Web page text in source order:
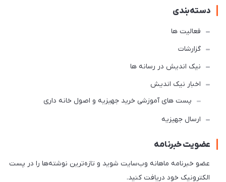
دسته‌بندی
فعالیت ها
گزارشات
نیک اندیش در رسانه ها
اخبار نیک اندیش
پست های آموزشی خرید جهیزیه و اصول خانه داری
ارسال جهیزیه
عضویت خبرنامه
عضو خبرنامه ماهانه وب‌سایت شوید و تازه‌ترین نوشته‌ها را در پست
الکترونیک خود دریافت کنید.